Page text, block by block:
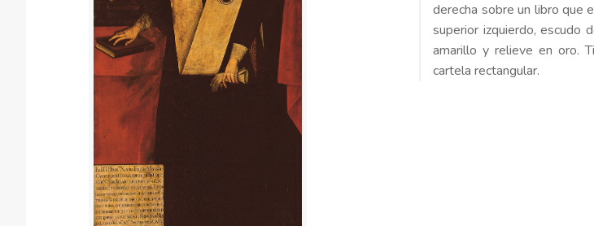
derecha sobre un libro que
superior izquierdo, escudo
amarillo y relieve en oro.
cartela rectangular.